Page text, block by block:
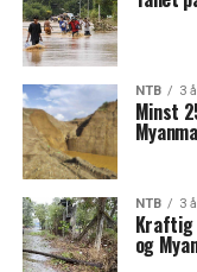
NTB 3
Minst
NTB 3
Kraftig
og